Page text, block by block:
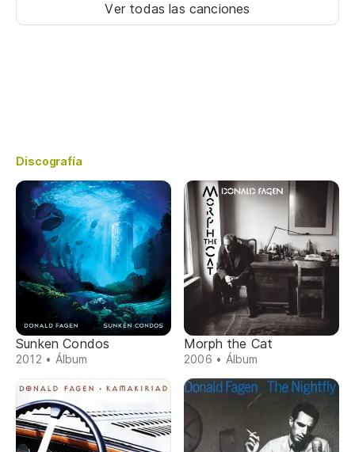
Ver todas las canciones
Discografía
Sunken Condos
2012 • Álbum
Morph the Cat
2006 • Álbum